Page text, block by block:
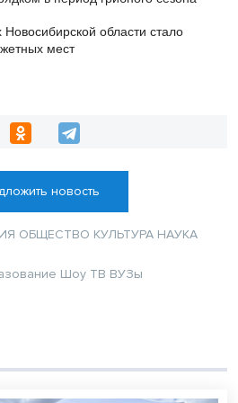
области стало
мест
новость
ОБЩЕСТВО КУЛЬТУРА НАУКА
Шоу ТВ ВУЗы